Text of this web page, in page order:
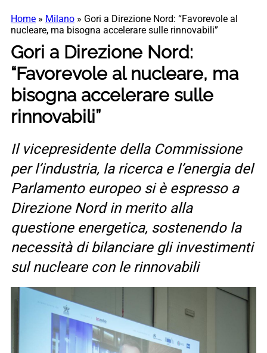
Home » Milano » Gori a Direzione Nord: “Favorevole al
nucleare, ma bisogna accelerare sulle rinnovabili”
Gori a Direzione Nord:
“Favorevole al nucleare, ma
bisogna accelerare sulle
rinnovabili”
Il vicepresidente della Commissione
per l’industria, la ricerca e l’energia del
Parlamento europeo si è espresso a
Direzione Nord in merito alla
questione energetica, sostenendo la
necessità di bilanciare gli investimenti
sul nucleare con le rinnovabili